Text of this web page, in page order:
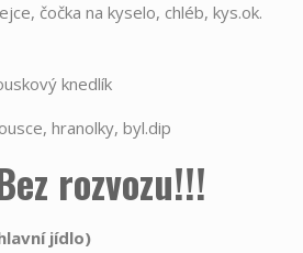
čočka na kyselo, chléb, kys.ok.
knedlík
hranolky, byl.dip
rozvozu!!!
jídlo)